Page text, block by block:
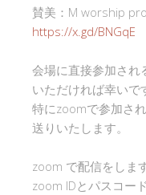
賛美：M worship
https://x.gd/BNGqE
会場に直接参加され
いただければ幸いで
特にzoomで参加さ
送りいたします。
zoom で配信をします
zoom IDとパスコー